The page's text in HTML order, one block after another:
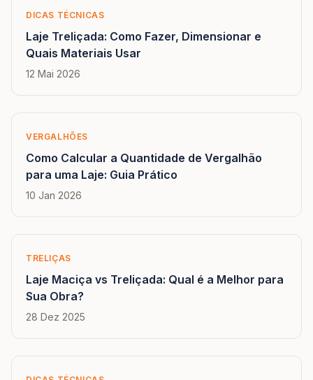
DICAS TÉCNICAS
Laje Treliçada: Como Fazer, Dimensionar e
Quais Materiais Usar
12 Mai 2026
VERGALHÕES
Como Calcular a Quantidade de Vergalhão
para uma Laje: Guia Prático
10 Jan 2026
TRELIÇAS
Laje Maciça vs Treliçada: Qual é a Melhor para
Sua Obra?
28 Dez 2025